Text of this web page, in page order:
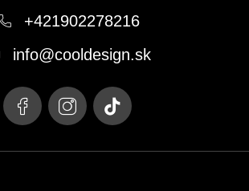
+421902278216
info@cooldesign.sk